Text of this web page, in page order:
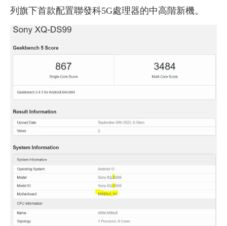
列旗下首款配置聯發科5G處理器的中高階新機。